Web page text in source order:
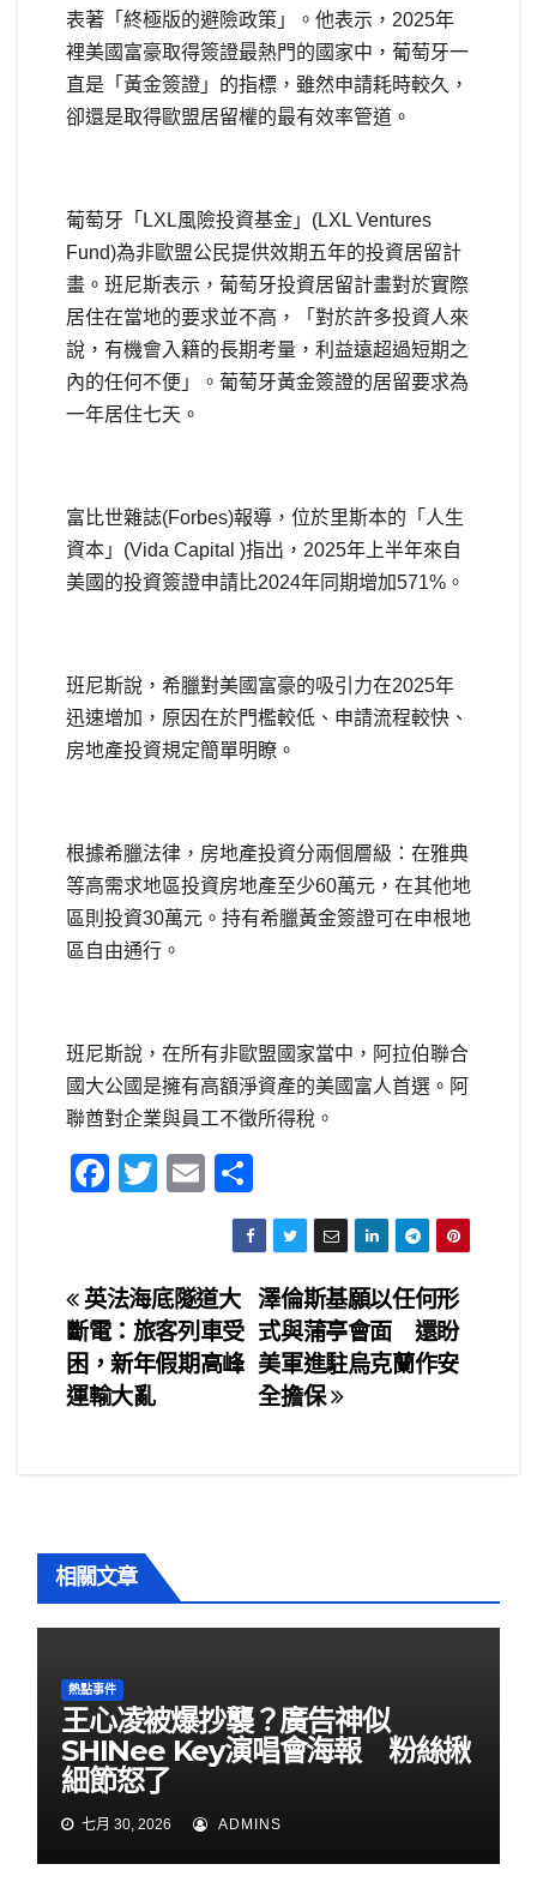
表著「終極版的避險政策」。他表示，2025年
裡美國富豪取得簽證最熱門的國家中，葡萄牙一
直是「黃金簽證」的指標，雖然申請耗時較久，
卻還是取得歐盟居留權的最有效率管道。
葡萄牙「LXL風險投資基金」(LXL Ventures
Fund)為非歐盟公民提供效期五年的投資居留計
畫。班尼斯表示，葡萄牙投資居留計畫對於實際
居住在當地的要求並不高，「對於許多投資人來
說，有機會入籍的長期考量，利益遠超過短期之
內的任何不便」。葡萄牙黃金簽證的居留要求為
一年居住七天。
富比世雜誌(Forbes)報導，位於里斯本的「人生
資本」(Vida Capital )指出，2025年上半年來自
美國的投資簽證申請比2024年同期增加571%。
班尼斯說，希臘對美國富豪的吸引力在2025年
迅速增加，原因在於門檻較低、申請流程較快、
房地產投資規定簡單明瞭。
根據希臘法律，房地產投資分兩個層級：在雅典
等高需求地區投資房地產至少60萬元，在其他地
區則投資30萬元。持有希臘黃金簽證可在申根地
區自由通行。
班尼斯說，在所有非歐盟國家當中，阿拉伯聯合
國大公國是擁有高額淨資產的美國富人首選。阿
聯酋對企業與員工不徵所得稅。
F
e
b
o
o
T
er
E
m
ail
h
ar
e
文
章
導
澤倫斯基願以任何形
式與蒲亭會面 還盼
美軍進駐烏克蘭作安
全擔保
英法海底隧道大
斷電：旅客列車受
困，新年假期高峰
運輸大亂
相關文章
熱點事件
王心凌被爆抄襲？廣告神似
SHINee Key演唱會海報 粉絲揪
細節怒了
七月 30, 2026 ADMINS